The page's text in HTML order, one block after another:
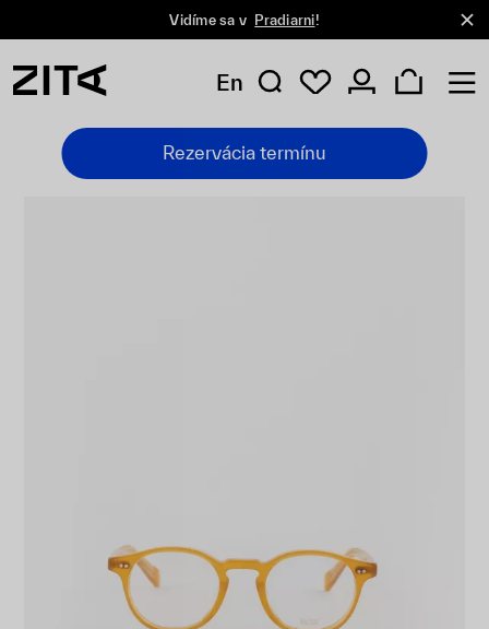
Vidíme sa v Pradiarni!
En
Rezervácia termínu